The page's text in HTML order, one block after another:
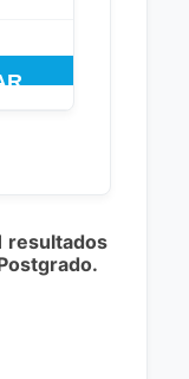
resultados